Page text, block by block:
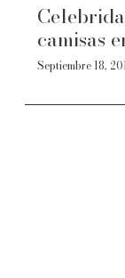
camisas
Septiembre 18,